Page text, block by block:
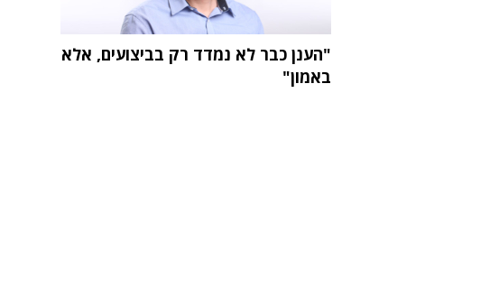
"הענן כבר לא נמדד רק בביצועים, אלא
באמון"